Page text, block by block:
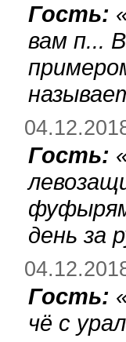
Гость:
вам п...
Гость:
день за
Гость:
чё с